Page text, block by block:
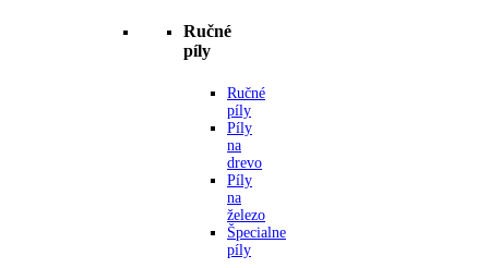
Ručné
píly
Ručné
píly
Píly
na
drevo
Píly
na
železo
Špecialne
píly